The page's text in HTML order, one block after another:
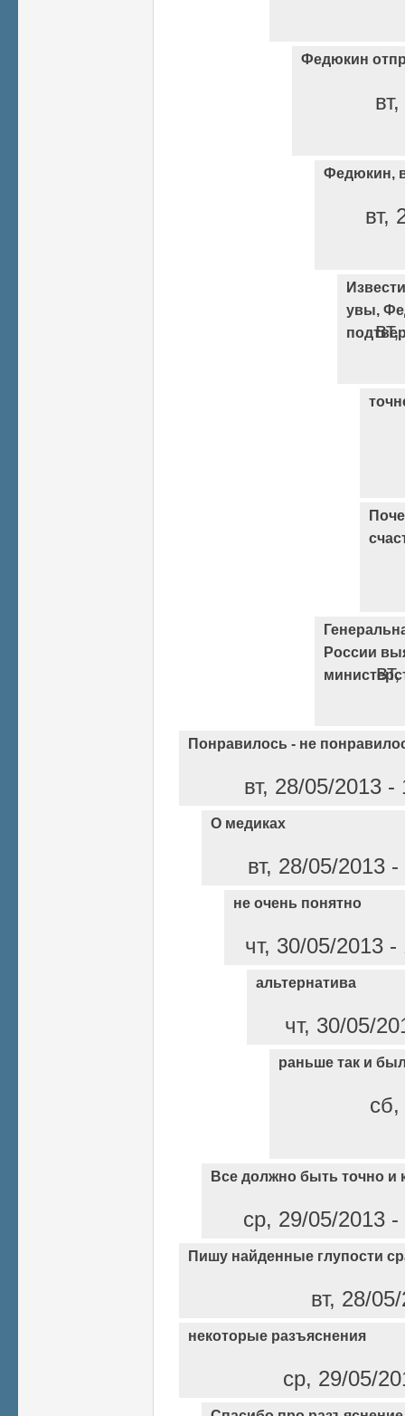
Федюкин
Федюкин,
вт,
увы,
России
Понравилось - не
вт, 28/05/2013
О медиках
вт, 28/05/2013
не очень понятно
чт, 30/05/2013
альтернатива
чт, 30/05/
раньше так и
Все должно быть точно и
ср, 29/05/2013
Пишу найденные глупости
вт, 28/
некоторые разъяснения
ср, 29/05/